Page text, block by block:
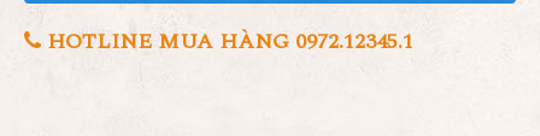
HOTLINE MUA HÀNG 0972.12345.1